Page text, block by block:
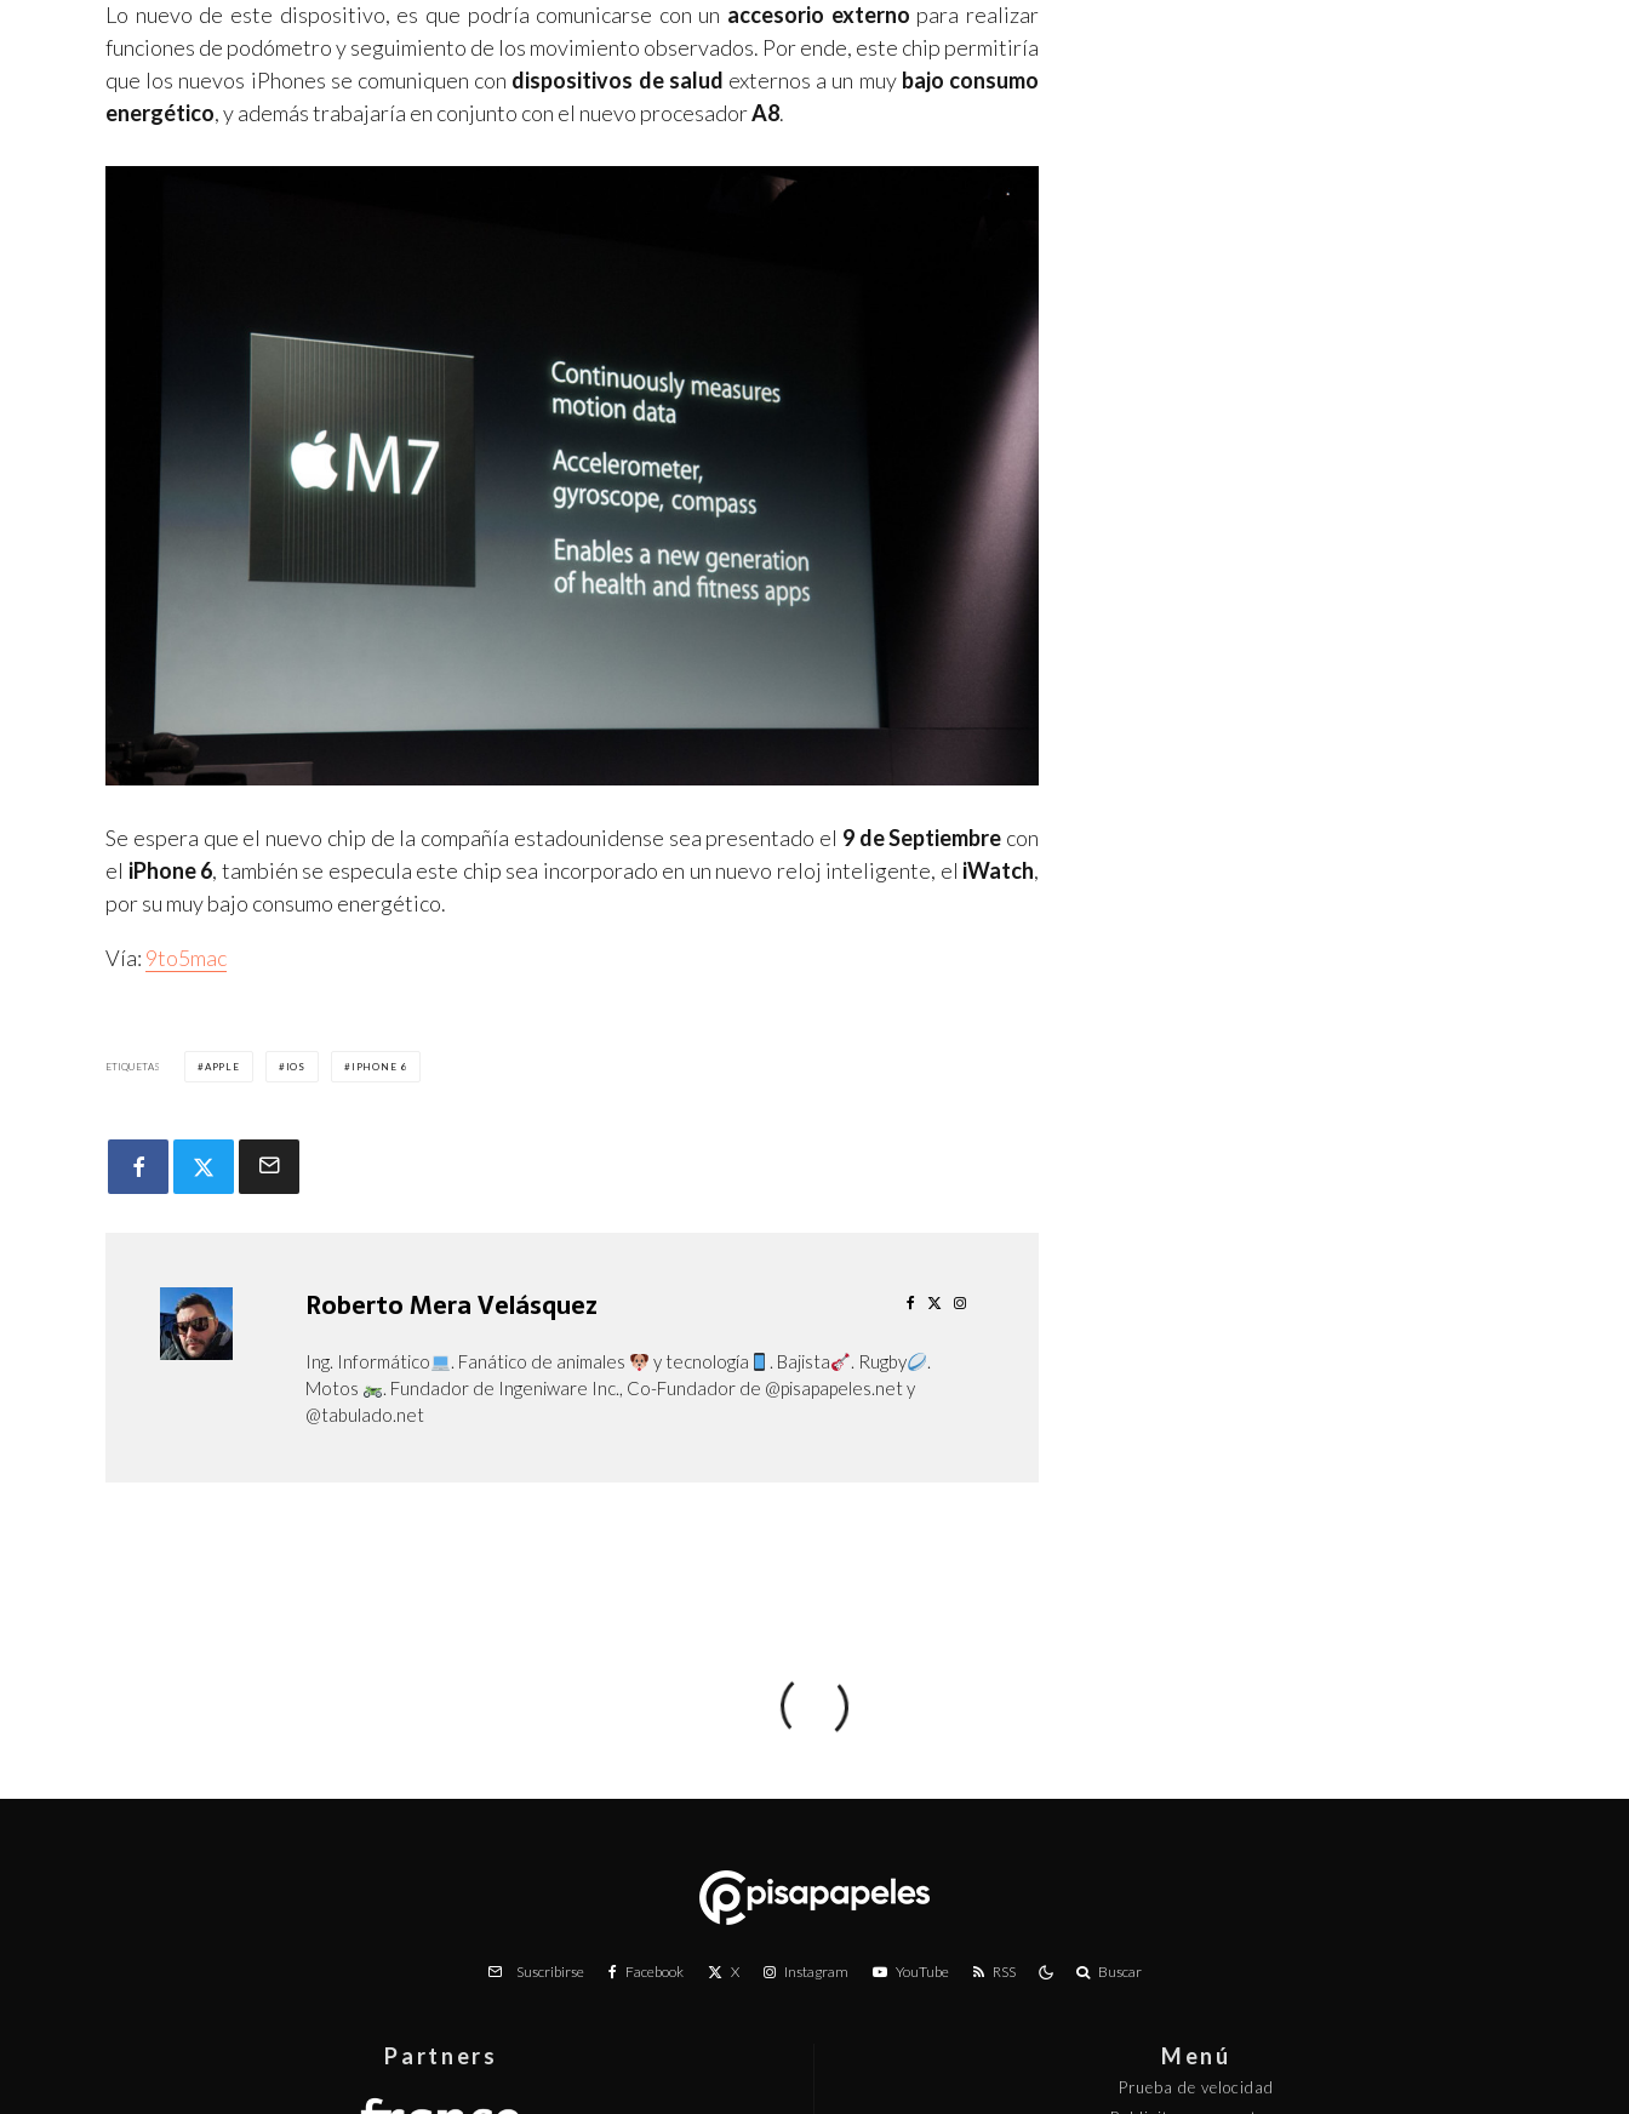
Lo nuevo de este dispositivo, es que podría comunicarse con un accesorio externo para realizar
funciones de podómetro y seguimiento de los movimiento observados. Por ende, este chip permitiría
que los nuevos iPhones se comuniquen con dispositivos de salud externos a un muy bajo consumo
energético, y además trabajaría en conjunto con el nuevo procesadorA8.
Se espera que el nuevo chip de la compañía estadounidense sea presentado el 9 de Septiembre con
el iPhone 6, también se especula este chip sea incorporado en un nuevo reloj inteligente, el iWatch,
por su muy bajo consumo energético.
Vía: 9to5mac
ETIQUETAS APPLE IOS IPHONE 6
Roberto Mera Velásquez
Ing. Informático . Fanático de animales y tecnología . Bajista . Rugby
.
Motos
. Fundador de Ingeniware Inc., Co-Fundador de @pisapapeles.net y
@tabulado.net
Suscribirse Facebook X Instagram YouTube RSS Buscar
Partners Menú
Prueba de velocidad